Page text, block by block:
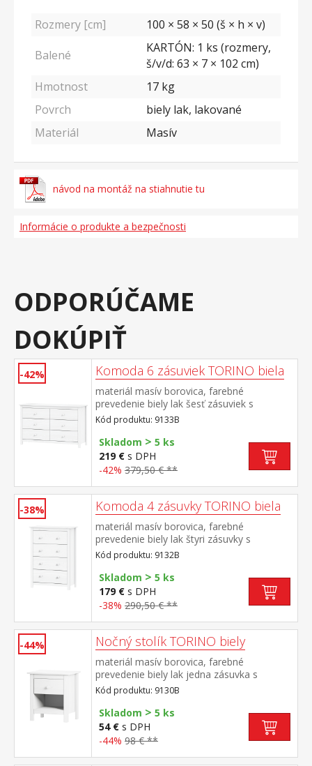
Rozmery [cm]
100 × 58 × 50 (š × h × v)
Balené
KARTÓN: 1 ks (rozmery,
š/v/d: 63 × 7 × 102 cm)
Hmotnost
17 kg
Povrch
biely lak, lakované
Materiál
Masív
návod na montáž na stiahnutie tu
Informácie o produkte a bezpečnosti
ODPORÚČAME
DOKÚPIŤ
-42% Komoda 6 zásuviek TORINO biela
materiál masív borovica, farebné
prevedenie biely lak šesť zásuviek s
kovovými pojazdmi rozmer zásuvky (š/h/v)
52 × 33 × 19 cm
Kód produktu: 9133B
Skladom > 5 ks
219 € s DPH
-42% 379,50 € **
-38% Komoda 4 zásuvky TORINO biela
materiál masív borovica, farebné
prevedenie biely lak štyri zásuvky s
kovovými pojazdmi
Kód produktu: 9132B
Skladom > 5 ks
179 € s DPH
-38% 290,50 € **
-44% Nočný stolík TORINO biely
materiál masív borovica, farebné
prevedenie biely lak jedna zásuvka s
kovovými pojazdmi
Kód produktu: 9130B
Skladom > 5 ks
54 € s DPH
-44% 98 € **